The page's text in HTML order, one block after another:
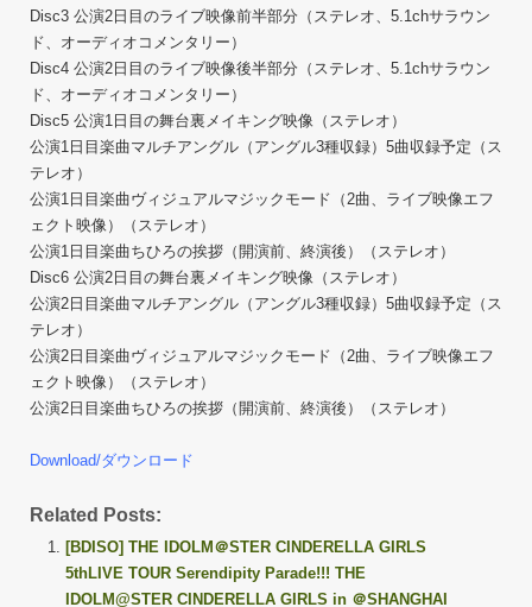
Disc3 公演2日目のライブ映像前半部分（ステレオ、5.1chサラウン
ド、オーディオコメンタリー）
Disc4 公演2日目のライブ映像後半部分（ステレオ、5.1chサラウン
ド、オーディオコメンタリー）
Disc5 公演1日目の舞台裏メイキング映像（ステレオ）
公演1日目楽曲マルチアングル（アングル3種収録）5曲収録予定（ス
テレオ）
公演1日目楽曲ヴィジュアルマジックモード（2曲、ライブ映像エフ
ェクト映像）（ステレオ）
公演1日目楽曲ちひろの挨拶（開演前、終演後）（ステレオ）
Disc6 公演2日目の舞台裏メイキング映像（ステレオ）
公演2日目楽曲マルチアングル（アングル3種収録）5曲収録予定（ス
テレオ）
公演2日目楽曲ヴィジュアルマジックモード（2曲、ライブ映像エフ
ェクト映像）（ステレオ）
公演2日目楽曲ちひろの挨拶（開演前、終演後）（ステレオ）
Download/ダウンロード
Related Posts:
[BDISO] THE IDOLM＠STER CINDERELLA GIRLS
5thLIVE TOUR Serendipity Parade!!! THE
IDOLM@STER CINDERELLA GIRLS in ＠SHANGHAI